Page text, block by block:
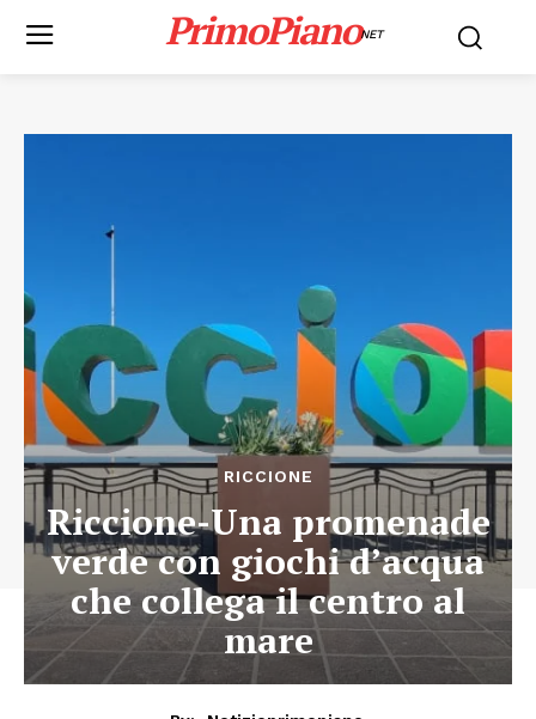
PrimoPianoNET
RICCIONE
Riccione-Una promenade
verde con giochi d’acqua
che collega il centro al
mare